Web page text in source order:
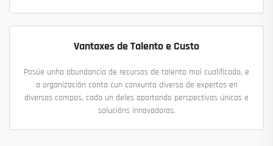
Vantaxes de Talento e Custo
Posúe unha abundancia de recursos de talento moi cualificado, e
a organización conta cun conxunto diverso de expertos en
diversos campos, cada un deles aportando perspectivas únicas e
solucións innovadoras.